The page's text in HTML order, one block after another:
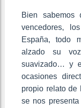
Bien
vencedores,
España, todo
alzado su
suavizado… y
ocasiones
propio relato de
se nos